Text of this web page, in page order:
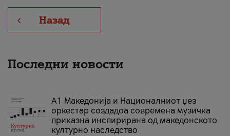
Назад
Последни новости
А1 Македонија и Националниот џез
оркестар создадоа современа музичка
приказна инспирирана од македонското
културно наследство